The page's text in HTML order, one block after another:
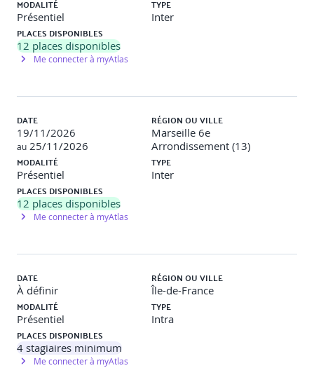
MODALITÉ
Présentiel
TYPE
Inter
PLACES DISPONIBLES
12 places disponibles
Me connecter à myAtlas
DATE
19/11/2026
au 25/11/2026
RÉGION OU VILLE
Marseille 6e
Arrondissement (13)
MODALITÉ
Présentiel
TYPE
Inter
PLACES DISPONIBLES
12 places disponibles
Me connecter à myAtlas
DATE
À définir
RÉGION OU VILLE
Île-de-France
MODALITÉ
Présentiel
TYPE
Intra
PLACES DISPONIBLES
4 stagiaires minimum
Me connecter à myAtlas